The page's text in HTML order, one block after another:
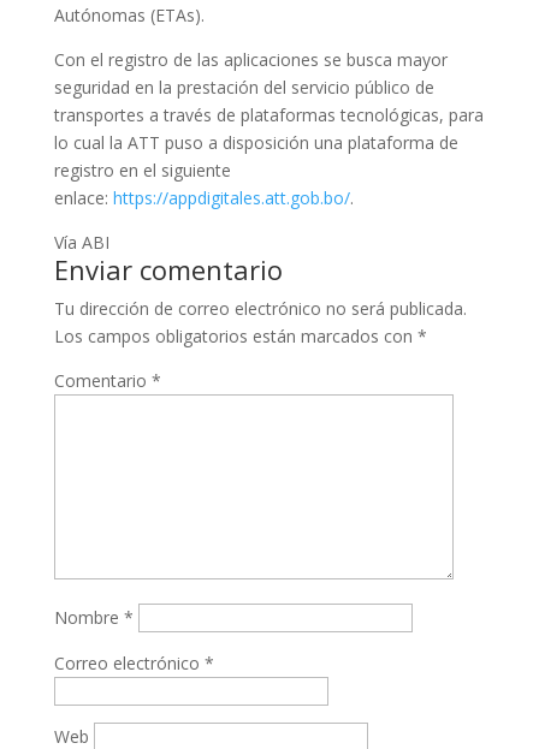
Autónomas (ETAs).
Con el registro de las aplicaciones se busca mayor
seguridad en la prestación del servicio público de
transportes a través de plataformas tecnológicas, para
lo cual la ATT puso a disposición una plataforma de
registro en el siguiente
enlace: https://appdigitales.att.gob.bo/.
Vía ABI
Enviar comentario
Tu dirección de correo electrónico no será publicada.
Los campos obligatorios están marcados con *
Comentario *
Nombre *
Correo electrónico *
Web